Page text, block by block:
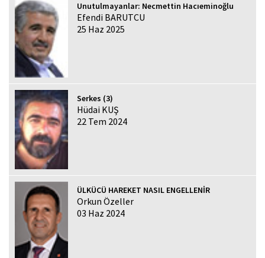
Unutulmayanlar: Necmettin Hacıeminoğlu
Efendi BARUTCU
25 Haz 2025
Serkes (3)
Hüdai KUŞ
22 Tem 2024
ÜLKÜCÜ HAREKET NASIL ENGELLENİR
Orkun Özeller
03 Haz 2024